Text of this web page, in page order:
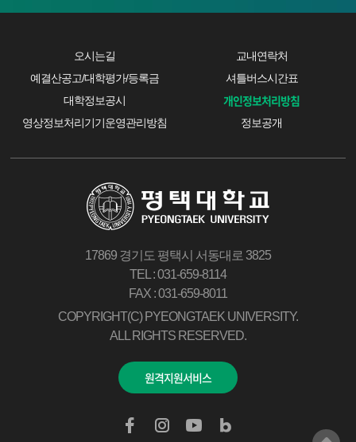
오시는길
교내연락처
예결산공고/대학평가/등록금
셔틀버스시간표
대학정보공시
개인정보처리방침
영상정보처리기기운영관리방침 정보공개
17869 경기도 평택시 서동대로 3825
TEL : 031-659-8114
FAX : 031-659-8011
COPYRIGHT(C) PYEONGTAEK UNIVERSITY.
ALL RIGHTS RESERVED.
원격지원서비스